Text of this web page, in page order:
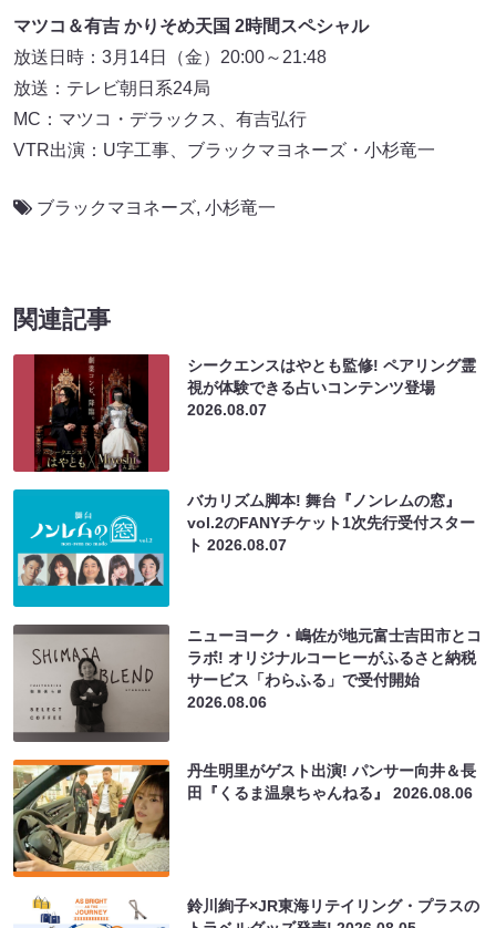
マツコ＆有吉 かりそめ天国 2時間スペシャル
放送日時：3月14日（金）20:00～21:48
放送：テレビ朝日系24局
MC：マツコ・デラックス、有吉弘行
VTR出演：U字工事、ブラックマヨネーズ・小杉竜一
ブラックマヨネーズ, 小杉竜一
関連記事
シークエンスはやとも監修! ペアリング霊
視が体験できる占いコンテンツ登場
2026.08.07
バカリズム脚本! 舞台『ノンレムの窓』
vol.2のFANYチケット1次先行受付スター
ト2026.08.07
ニューヨーク・嶋佐が地元富士吉田市とコ
ラボ! オリジナルコーヒーがふるさと納税
サービス「わらふる」で受付開始
2026.08.06
丹生明里がゲスト出演! パンサー向井＆長
田『くるま温泉ちゃんねる』2026.08.06
鈴川絢子×JR東海リテイリング・プラスの